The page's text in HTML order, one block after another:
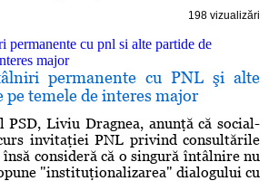
198 vizualizări
permanente cu PNL şi alte
pe temele de interes major
Liviu Dragnea, anunţă că social-
invitaţiei PNL privind consultările
însă consideră că o singură întâlnire nu
"instituţionalizarea" dialogului cu